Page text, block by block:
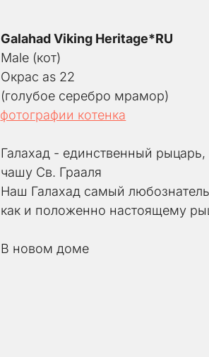
Galahad Viking Heritage*RU
Male (кот)
Окрас as 22
(голубое серебро мрамор)
фотографии котенка
Галахад - единственный
чашу Св. Грааля
Наш Галахад самый
как и положенно настоящему
В новом доме